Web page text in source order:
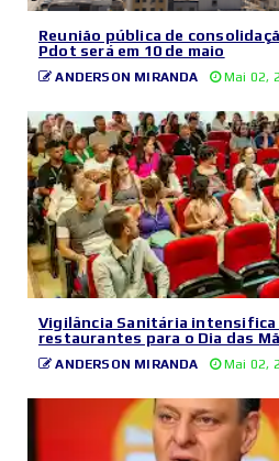
Reunião pública de
Pdot será em 10 de maio
ANDERSON MIRANDA Mai 02,
Vigilância Sanitária intensifica
restaurantes para o Dia das
ANDERSON MIRANDA Mai 02,